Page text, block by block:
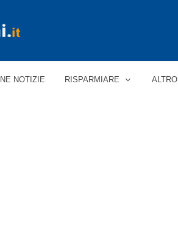
NOTIZIE RISPARMIARE ALTRO